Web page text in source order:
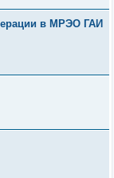
в МРЭО ГАИ